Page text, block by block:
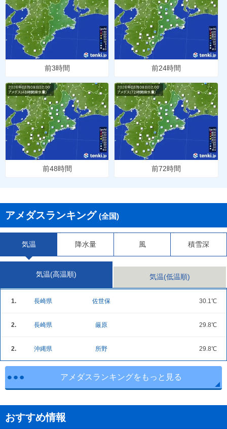
前3時間 前24時間
前48時間 前72時間
アメダスランキング (全国)
気温 降水量 風 積雪深
気温(高温順) 気温(低温順)
1. 長崎県 佐世保 30.1℃
2. 長崎県 厳原 29.8℃
2. 沖縄県 所野 29.8℃
アメダスランキングをもっと見る
おすすめ情報